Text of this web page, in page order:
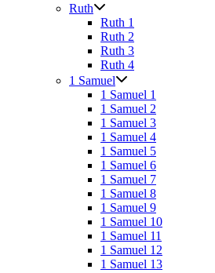
Ruth
Ruth 1
Ruth 2
Ruth 3
Ruth 4
1 Samuel
1 Samuel 1
1 Samuel 2
1 Samuel 3
1 Samuel 4
1 Samuel 5
1 Samuel 6
1 Samuel 7
1 Samuel 8
1 Samuel 9
1 Samuel 10
1 Samuel 11
1 Samuel 12
1 Samuel 13